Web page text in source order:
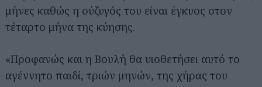
μήνες καθώς η σύζυγός του είναι έγκυος στον
τέταρτο μήνα της κύησης.
«Προφανώς και η Βουλή θα υιοθετήσει αυτό το
αγέννητο παιδί, τριών μηνών, της χήρας του